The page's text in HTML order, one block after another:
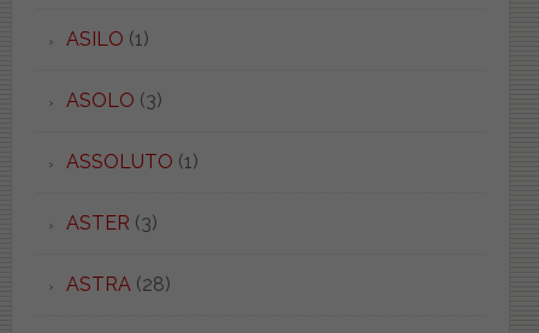
ASILO (1)
ASOLO (3)
ASSOLUTO (1)
ASTER (3)
ASTRA(28)